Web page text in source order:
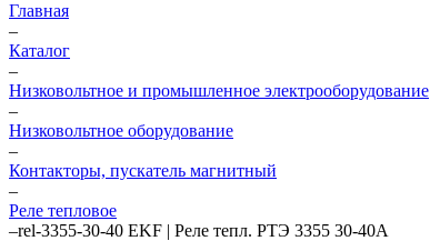
Главная
–
Каталог
–
Низковольтное и промышленное электрооборудование
–
Низковольтное оборудование
–
Контакторы, пускатель магнитный
–
Реле тепловое
–rel-3355-30-40 EKF | Реле тепл. РТЭ 3355 30-40А